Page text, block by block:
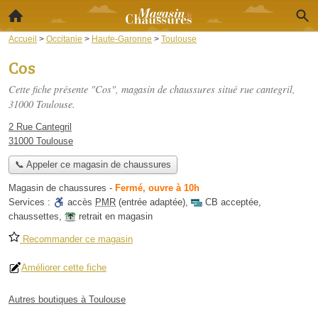
Accueil > Occitanie > Haute-Garonne > Toulouse
Cos
Cette fiche présente "Cos", magasin de chaussures situé rue cantegril,
31000 Toulouse.
2 Rue Cantegril
31000 Toulouse
📞 Appeler ce magasin de chaussures
Magasin de chaussures - Fermé, ouvre à 10h
Services :
accès PMR (entrée adaptée), CB acceptée,
chaussettes, retrait en magasin
Recommander ce magasin
Améliorer cette fiche
Autres boutiques à Toulouse